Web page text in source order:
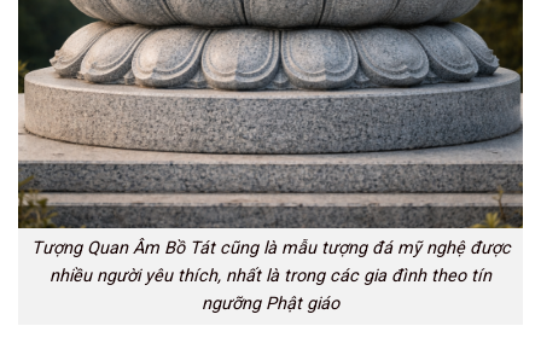
Tượng Quan Âm Bồ Tát cũng là mẫu tượng đá mỹ nghệ được
nhiều người yêu thích, nhất là trong các gia đình theo tín
ngưỡng Phật giáo